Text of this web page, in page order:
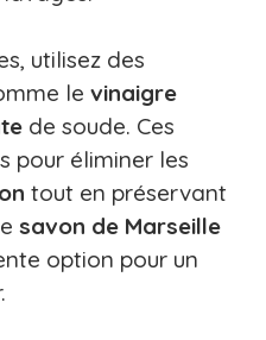
utilisez des
le vinaigre
de soude. Ces
pour éliminer les
tout en préservant
savon de Marseille
option pour un